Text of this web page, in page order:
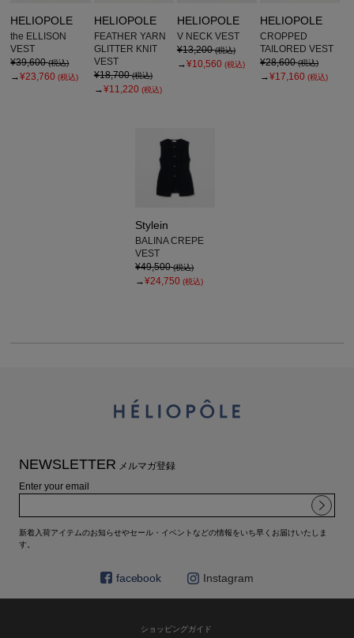
HELIOPOLE
the ELLISON
VEST
¥39,600(税込)
→¥23,760(税込)
HELIOPOLE
FEATHER YARN
GLITTER KNIT
VEST
¥18,700(税込)
→¥11,220 (税込)
HELIOPOLE
V NECK VEST
¥13,200(税込)
→¥10,560 (税込)
HELIOPOLE
CROPPED
TAILORED VEST
¥28,600(税込)
→¥17,160(税込)
Stylein
BALINA CREPE
VEST
¥49,500(税込)
→¥24,750(税込)
NEWSLETTER メルマガ登録
Enter your email
新着入荷アイテムのお知らせやセール・イベントなどの情報をいち早くお届けいたしま
す。
facebook Instagram
ショッピングガイド